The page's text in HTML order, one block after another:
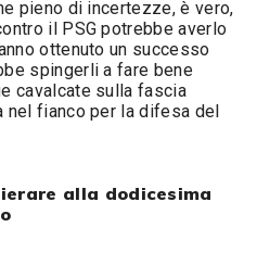
pieno di incertezze, è vero,
il PSG potrebbe averlo
ottenuto un successo
spingerli a fare bene
cavalcate sulla fascia
nel fianco per la difesa del
alla dodicesima